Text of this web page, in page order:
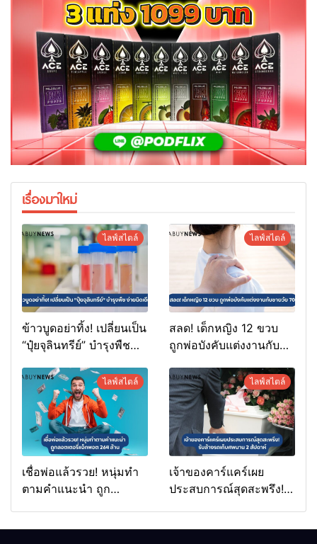
เรื่องมาใหม่
ไลฟ์สไตล์
ข้าวบูดอย่าทิ้ง! เปลี่ยนเป็น
“ปุ๋ยจุลินทรีย์” บำรุงพืช
ไลฟ์สไตล์
สลด! เด็กหญิง 12 ขวบ
ถูกพ่อบังคับแต่งงานกับ
ไลฟ์สไตล์
เชื่อพ่อแล้วรวย! หนุ่มทำ
ตามคำแนะนำ ถูก
ไลฟ์สไตล์
เจ้าของคาร์แคร์เผย
ประสบการณ์สุดสะพรึง!